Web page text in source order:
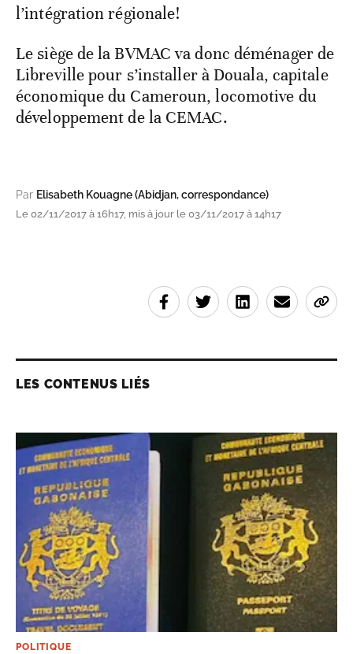
l’intégration régionale!
Le siège de la BVMAC va donc déménager de
Libreville pour s’installer à Douala, capitale
économique du Cameroun, locomotive du
développement de la CEMAC.
Par Elisabeth Kouagne (Abidjan, correspondance)
Le 02/11/2017 à 16h17, mis à jour le 03/11/2017 à 14h17
LES CONTENUS LIÉS
POLITIQUE